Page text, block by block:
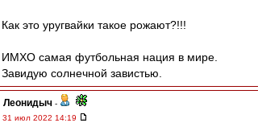
Как это уругвайки такое рожают?!!!
ИМХО самая футбольная нация в мире.
Завидую солнечной завистью.
Леонидыч -
31 июл 2022 14:19